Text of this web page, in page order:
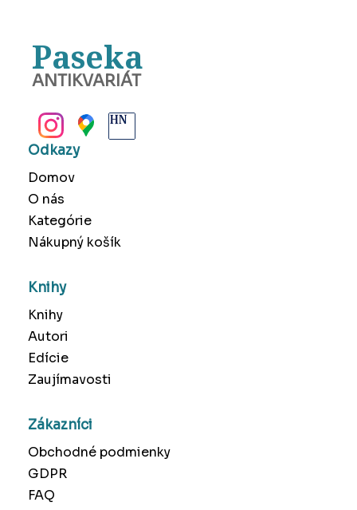
Paseka
ANTIKVARIÁT
Odkazy
Domov
O nás
Kategórie
Nákupný košík
Knihy
Knihy
Autori
Edície
Zaujímavosti
Zákazníci
Obchodné podmienky
GDPR
FAQ